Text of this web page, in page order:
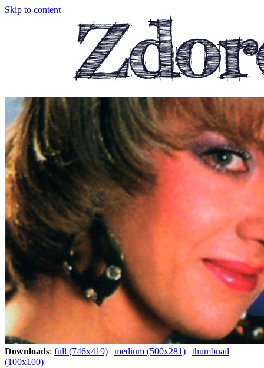
Skip to content
Downloads: full (746x419) | medium (500x281) | thumbnail
(100x100)